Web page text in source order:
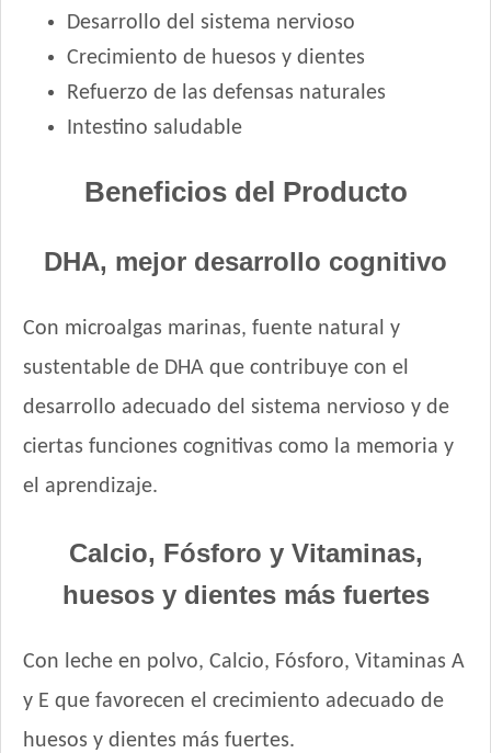
Old Prince Proteínas Noveles Perro Cachorro Cordero y Arroz
One Perro Cachorro con Pollo y Carne
Pachá Perro Cachorro
Pampa Perro Cachorro
Pro Plan Perro Cachorro Raza Grande
Pro Plan Perro Cachorro Raza Pequeña
Provet Perro Cachorro Mediano y Grande
Pupy Food Perro Cachorro
Raza Perro Cachorro sabor Carne, Cereales y Leche
Royal Canin Perro Giant Junior
Royal Canin Perro Giant Starter Mother & Babydog
Royal Canin Perro Maxi Puppy
Royal Canin Perro Medium Puppy
Royal Canin Perro Mini Puppy
Royal Canin Perro Mini Starter
Desarrollo del sistema nervioso
Crecimiento de huesos y dientes
Refuerzo de las defensas naturales
Intestino saludable
Beneficios del Producto
DHA, mejor desarrollo cognitivo
Con microalgas marinas, fuente natural y
sustentable de DHA que contribuye con el
desarrollo adecuado del sistema nervioso y de
ciertas funciones cognitivas como la memoria y
el aprendizaje.
Calcio, Fósforo y Vitaminas,
huesos y dientes más fuertes
Con leche en polvo, Calcio, Fósforo, Vitaminas A
y E que favorecen el crecimiento adecuado de
huesos y dientes más fuertes.